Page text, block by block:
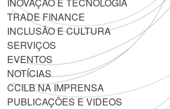
TRADE FINANCE
INCLUSÃO E CULTURA
SERVIÇOS
EVENTOS
NOTÍCIAS
CCILB NA IMPRENSA
PUBLICAÇÕES E VIDEOS